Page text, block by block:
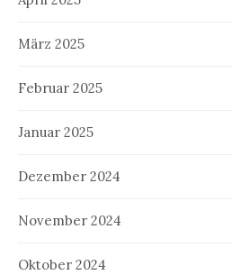
März 2025
Februar 2025
Januar 2025
Dezember 2024
November 2024
Oktober 2024